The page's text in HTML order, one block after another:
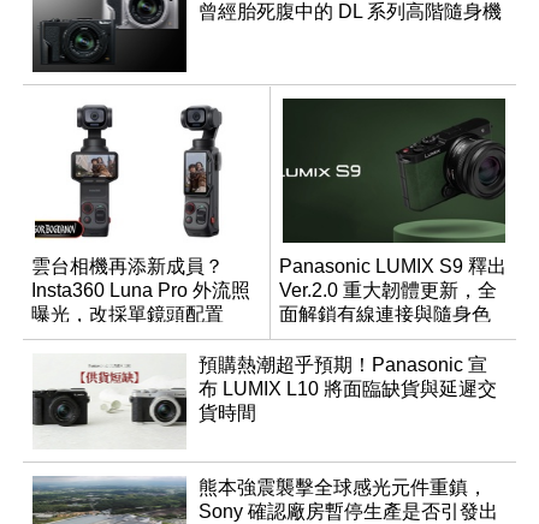
曾經胎死腹中的 DL 系列高階隨身機
雲台相機再添新成員？
Insta360 Luna Pro 外流照
曝光，改採單鏡頭配置
Panasonic LUMIX S9 釋出
Ver.2.0 重大韌體更新，全
面解鎖有線連接與隨身色
調編輯
預購熱潮超乎預期！Panasonic 宣
布 LUMIX L10 將面臨缺貨與延遲交
貨時間
熊本強震襲擊全球感光元件重鎮，
Sony 確認廠房暫停生產是否引發出